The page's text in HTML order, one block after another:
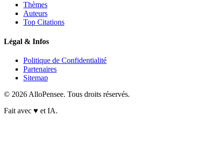
Thèmes
Auteurs
Top Citations
Légal & Infos
Politique de Confidentialité
Partenaires
Sitemap
© 2026 AlloPensee. Tous droits réservés.
Fait avec ♥ et IA.